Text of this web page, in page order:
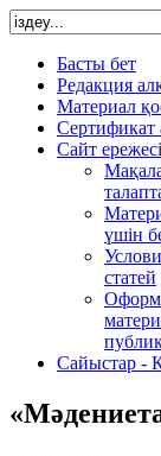
Басты бет
Редакция
Материал
Сертификат
Сайт ережесі
үшін
статей
Сайыстар -